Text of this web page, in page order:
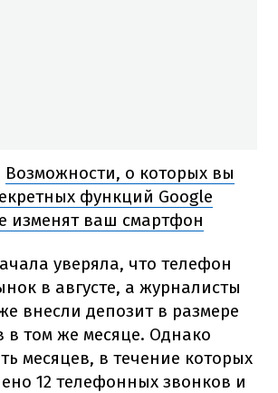
Возможности, о которых вы
функций Google
изменят ваш смартфон
уверяла, что телефон
в августе, а журналисты
внесли депозит в размере
в том же месяце. Однако
месяцев, в течение которых
12 телефонных звонков и